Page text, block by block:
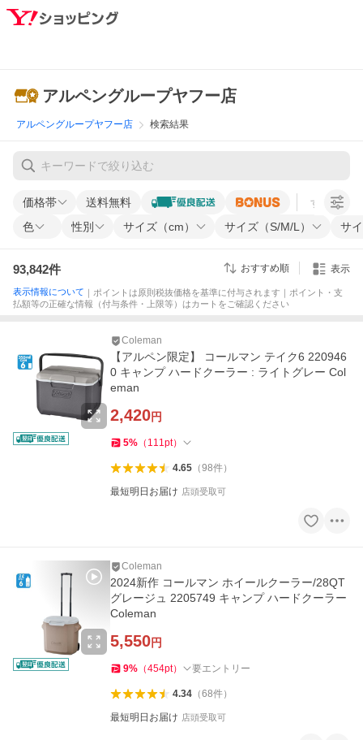
アルペングループヤフー店
アルペングループヤフー店 検索結果
価格帯 送料無料 すべての条
色 性別 サイズ（cm） サイズ（S/M/L） サ
93,842件 おすすめ順 表示
表示情報について ｜ポイントは原則税抜価格を基準に付与されます｜ポイント・支
払額等の正確な情報（付与条件・上限等）はカートをご確認ください
Coleman
【アルペン限定】 コールマン テイク6 220946
0 キャンプ ハードクーラー : ライトグレー Col
eman
2,420円
5% （ 111pt）
4.65（98件）
最短明日お届け 店頭受取可
Coleman
2024新作 コールマン ホイールクーラー/28QT
グレージュ 2205749 キャンプ ハードクーラー
Coleman
5,550円
9% （454pt） 要エントリー
4.34（68件）
最短明日お届け 店頭受取可